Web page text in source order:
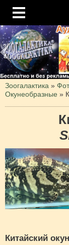
Зоогалактика »
Окунеобразные »
Китайский